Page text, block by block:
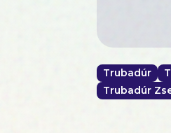
Trubadúr
Trubadúr